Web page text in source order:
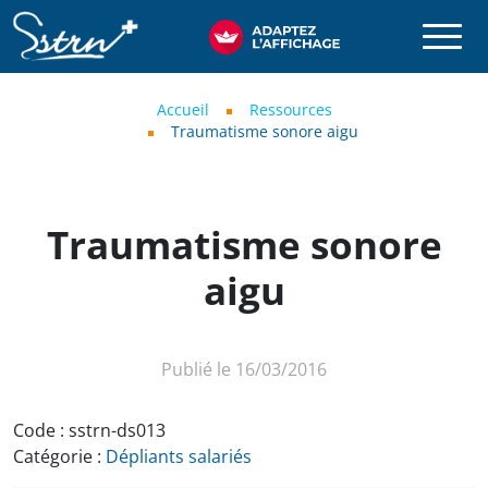
Aller au contenu principal
SSTRN
Accueil
Ressources
Traumatisme sonore aigu
Traumatisme sonore
aigu
Publié le 16/03/2016
Code : sstrn-ds013
Catégorie : Dépliants salariés